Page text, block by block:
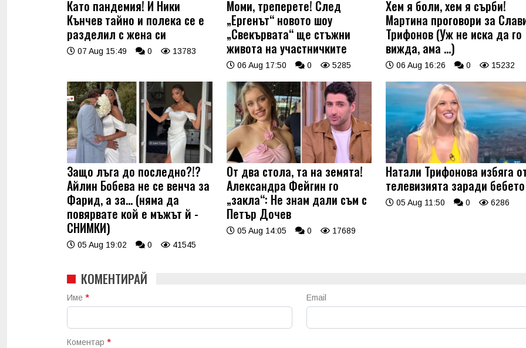
Като пандемия! И Ники
Кънчев тайно и полека се е
разделил с жена си
07 Aug 15:49 0 13783
Моми, треперете! След
„Ергенът“ новото шоу
„Свекървата“ ще стъжни
живота на участничките
06 Aug 17:50 0 5285
Хем я боли, хем я сърби!
Мартина проговори за
Трифонов (Уж не иска да го
вижда, ама …)
06 Aug 16:26 0 15232
Защо лъга до последно?!?
Айлин Бобева не се венча за
Фарид, а за... (няма да
повярвате кой е мъжът й -
СНИМКИ)
05 Aug 19:02 0 41545
От два стола, та на земята!
Александра Фейгин го
„закла“: Не знам дали съм с
Петър Дочев
05 Aug 14:05 0 17689
Натали Трифонова избяга
телевизията заради бебето
05 Aug 11:50 0 6286
КОМЕНТИРАЙ
Име * Email
Коментар *